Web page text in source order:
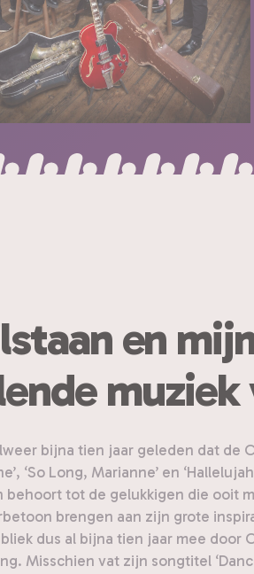
en
muziek
bijna tien jaar geleden dat de
‘So Long, Marianne’ en
behoort tot de gelukkigen die ooit
brengen aan zijn grote
dus al bijna tien jaar mee
Misschien vat zijn songtitel